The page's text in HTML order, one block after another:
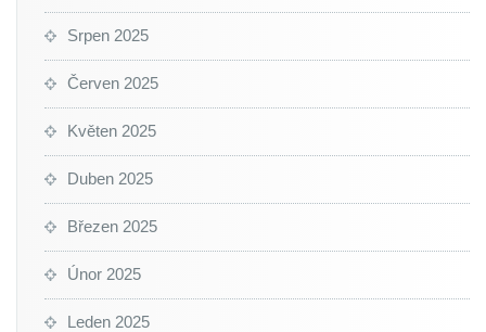
Srpen 2025
Červen 2025
Květen 2025
Duben 2025
Březen 2025
Únor 2025
Leden 2025